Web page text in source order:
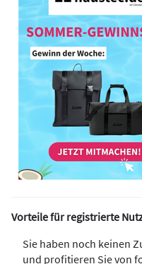
Vorteile für registrierte
Sie haben noch keinen
und profitieren Sie von